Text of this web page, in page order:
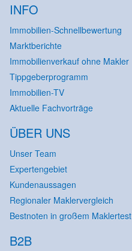
INFO
Immobilien-Schnellbewertung
Marktberichte
Immobilienverkauf ohne Makler
Tippgeberprogramm
Immobilien-TV
Aktuelle Fachvorträge
ÜBER UNS
Unser Team
Expertengebiet
Kundenaussagen
Regionaler Maklervergleich
Bestnoten in großem Maklertest
B2B